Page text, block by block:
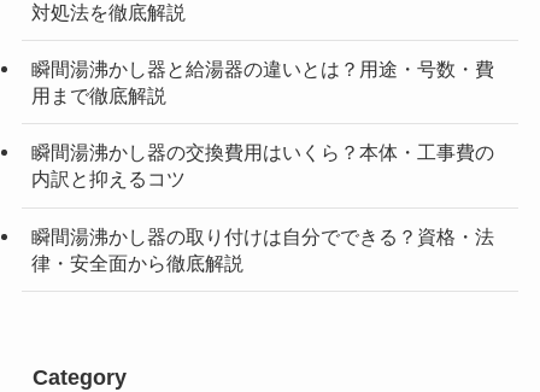
対処法を徹底解説
瞬間湯沸かし器と給湯器の違いとは？用途・号数・費
用まで徹底解説
瞬間湯沸かし器の交換費用はいくら？本体・工事費の
内訳と抑えるコツ
瞬間湯沸かし器の取り付けは自分でできる？資格・法
律・安全面から徹底解説
Category